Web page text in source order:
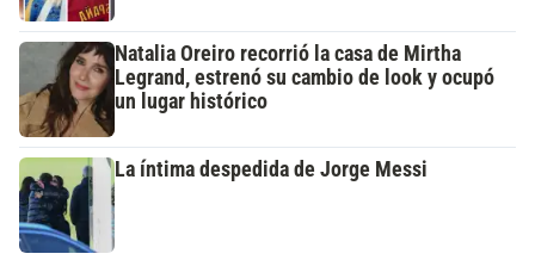
Natalia Oreiro recorrió la casa de Mirtha
Legrand, estrenó su cambio de look y ocupó
un lugar histórico
La íntima despedida de Jorge Messi